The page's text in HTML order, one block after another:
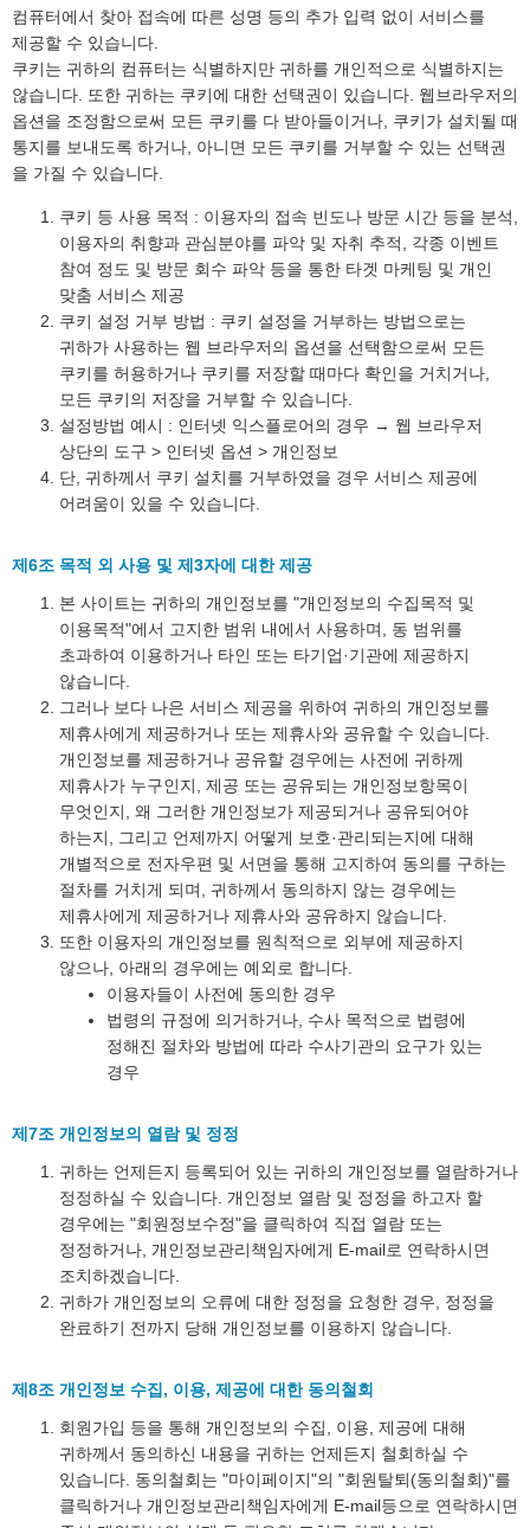
컴퓨터에서 찾아 접속에 따른 성명 등의 추가 입력 없이 서비스를
제공할 수 있습니다.
쿠키는 귀하의 컴퓨터는 식별하지만 귀하를 개인적으로 식별하지는
않습니다. 또한 귀하는 쿠키에 대한 선택권이 있습니다. 웹브라우저의
옵션을 조정함으로써 모든 쿠키를 다 받아들이거나, 쿠키가 설치될 때
통지를 보내도록 하거나, 아니면 모든 쿠키를 거부할 수 있는 선택권
을 가질 수 있습니다.
쿠키 등 사용 목적 : 이용자의 접속 빈도나 방문 시간 등을 분석,
이용자의 취향과 관심분야를 파악 및 자취 추적, 각종 이벤트
참여 정도 및 방문 회수 파악 등을 통한 타겟 마케팅 및 개인
맞춤 서비스 제공
쿠키 설정 거부 방법 : 쿠키 설정을 거부하는 방법으로는
귀하가 사용하는 웹 브라우저의 옵션을 선택함으로써 모든
쿠키를 허용하거나 쿠키를 저장할 때마다 확인을 거치거나,
모든 쿠키의 저장을 거부할 수 있습니다.
설정방법 예시 : 인터넷 익스플로어의 경우 → 웹 브라우저
상단의 도구 > 인터넷 옵션 > 개인정보
단, 귀하께서 쿠키 설치를 거부하였을 경우 서비스 제공에
어려움이 있을 수 있습니다.
제6조 목적 외 사용 및 제3자에 대한 제공
본 사이트는 귀하의 개인정보를 "개인정보의 수집목적 및
이용목적"에서 고지한 범위 내에서 사용하며, 동 범위를
초과하여 이용하거나 타인 또는 타기업·기관에 제공하지
않습니다.
그러나 보다 나은 서비스 제공을 위하여 귀하의 개인정보를
제휴사에게 제공하거나 또는 제휴사와 공유할 수 있습니다.
개인정보를 제공하거나 공유할 경우에는 사전에 귀하께
제휴사가 누구인지, 제공 또는 공유되는 개인정보항목이
무엇인지, 왜 그러한 개인정보가 제공되거나 공유되어야
하는지, 그리고 언제까지 어떻게 보호·관리되는지에 대해
개별적으로 전자우편 및 서면을 통해 고지하여 동의를 구하는
절차를 거치게 되며, 귀하께서 동의하지 않는 경우에는
제휴사에게 제공하거나 제휴사와 공유하지 않습니다.
또한 이용자의 개인정보를 원칙적으로 외부에 제공하지
않으나, 아래의 경우에는 예외로 합니다.
이용자들이 사전에 동의한 경우
법령의 규정에 의거하거나, 수사 목적으로 법령에
정해진 절차와 방법에 따라 수사기관의 요구가 있는
경우
제7조 개인정보의 열람 및 정정
귀하는 언제든지 등록되어 있는 귀하의 개인정보를 열람하거나
정정하실 수 있습니다. 개인정보 열람 및 정정을 하고자 할
경우에는 "회원정보수정"을 클릭하여 직접 열람 또는
정정하거나, 개인정보관리책임자에게 E-mail로 연락하시면
조치하겠습니다.
귀하가 개인정보의 오류에 대한 정정을 요청한 경우, 정정을
완료하기 전까지 당해 개인정보를 이용하지 않습니다.
제8조 개인정보 수집, 이용, 제공에 대한 동의철회
회원가입 등을 통해 개인정보의 수집, 이용, 제공에 대해
귀하께서 동의하신 내용을 귀하는 언제든지 철회하실 수
있습니다. 동의철회는 "마이페이지"의 "회원탈퇴(동의철회)"를
클릭하거나 개인정보관리책임자에게 E-mail등으로 연락하시면